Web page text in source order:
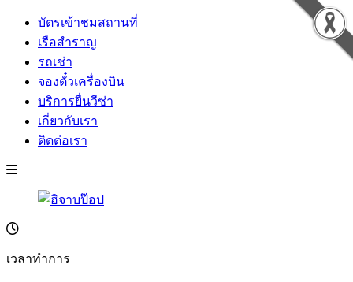
บัตรเข้าชมสถานที่
เรือสำราญ
รถเช่า
จองตั๋วเครื่องบิน
บริการยื่นวีซ่า
เกี่ยวกับเรา
ติดต่อเรา
เวลาทำการ